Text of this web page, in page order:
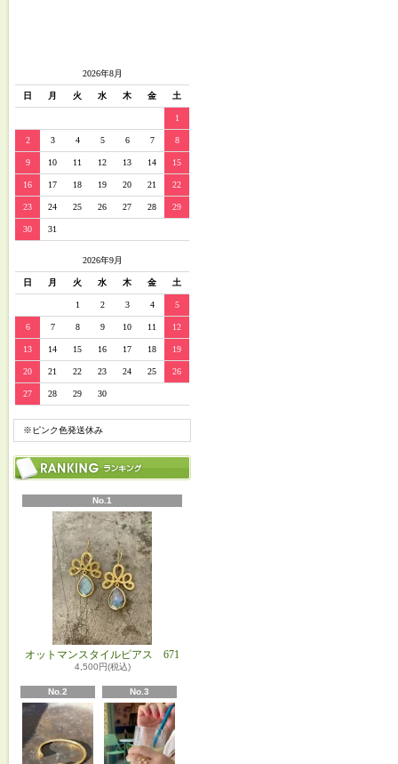
2026年8月
日 月 火 水 木 金 土
1
2 3 4 5 6 7 8
9 10 11 12 13 14 15
16 17 18 19 20 21 22
23 24 25 26 27 28 29
30 31
2026年9月
日 月 火 水 木 金 土
1 2 3 4 5
6 7 8 9 10 11 12
13 14 15 16 17 18 19
20 21 22 23 24 25 26
27 28 29 30
※ピンク色発送休み
No.1
オットマンスタイルピアス 671
4,500円(税込)
No.2 No.3